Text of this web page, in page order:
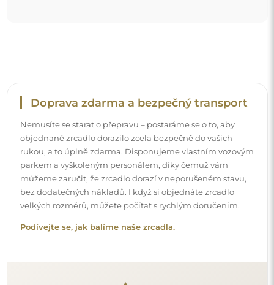
Snadná montáž
Zajišťujeme výrobu a dodání zrcadel, zatímco montáž je
na vaší straně. Vzhledem ke specifičnosti každého prostoru
nenabízíme standardní montážní příslušenství. To vám
nejlépe vyhovují vašim stěnám a potřebám.